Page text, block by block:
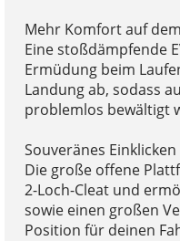
Mehr Komfort auf
Eine stoßdämpfende
Ermüdung beim
Landung ab, sodass
problemlos bewältigt
Souveränes Einklicken
Die große offene
2-Loch-Cleat und
sowie einen großen
Position für deinen